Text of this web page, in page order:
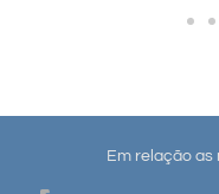
Em relação as